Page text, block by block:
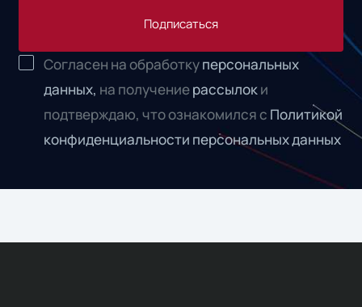
Подписаться
Согласен на обработкуперсональных
данных, на получениерассылоки
подтверждаю, что ознакомился с Политикой
конфиденциальности персональных данных